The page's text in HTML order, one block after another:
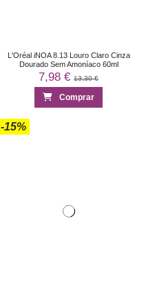
L'Oréal iNOA 8.13 Louro Claro Cinza
Dourado Sem Amoníaco 60ml
7,98 € 13,30 €
Comprar
-15%